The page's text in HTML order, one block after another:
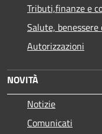
Tributi,finanze e
Salute, benessere
Autorizzazioni
NOVITÀ
Notizie
Comunicati